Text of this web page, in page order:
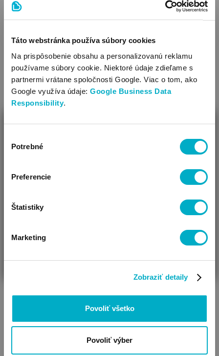
Táto webstránka používa súbory cookies
Na prispôsobenie obsahu a personalizovanú reklamu
používame súbory cookie. Niektoré údaje zdieľame s
partnermi vrátane spoločnosti Google. Viac o tom, ako
Google využíva údaje: Google Business Data
Responsibility.
súhlasu
Potrebné
Preferencie
Štatistiky
Marketing
Zobraziť detaily
Povoliť všetko
Povoliť výber
Ďalšie
SÚVISIACE KATEGÓRIE